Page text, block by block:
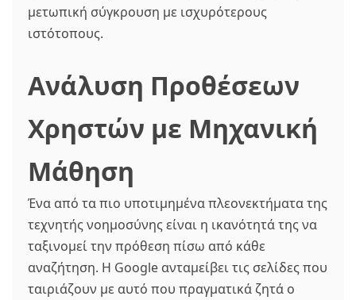
μετωπική σύγκρουση με ισχυρότερους
ιστότοπους.
Ανάλυση Προθέσεων
Χρηστών με Μηχανική
Μάθηση
Ένα από τα πιο υποτιμημένα πλεονεκτήματα της
τεχνητής νοημοσύνης είναι η ικανότητά της να
ταξινομεί την πρόθεση πίσω από κάθε
αναζήτηση. Η Google ανταμείβει τις σελίδες που
ταιριάζουν με αυτό που πραγματικά ζητά ο